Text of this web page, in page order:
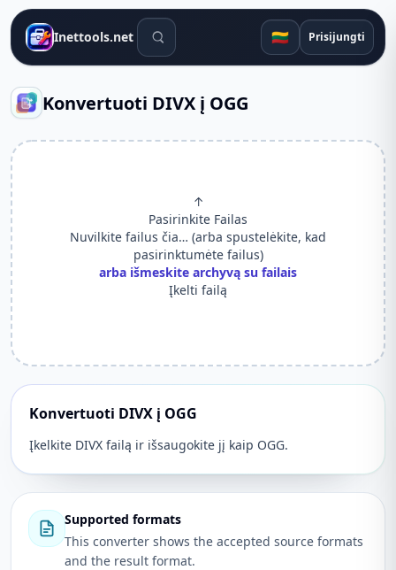
Inettools.net Paieškos įrankiai 🇱🇹 Prisijungti
Konvertuoti DIVX į OGG
↑
Pasirinkite Failas
Nuvilkite failus čia… (arba spustelėkite, kad
pasirinktumėte failus)
arba išmeskite archyvą su failais
Įkelti failą
Konvertuoti DIVX į OGG
Įkelkite DIVX failą ir išsaugokite jį kaip OGG.
Supported formats
This converter shows the accepted source formats
and the result format.